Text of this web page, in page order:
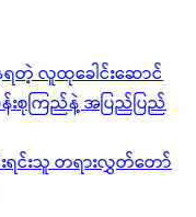
ရတဲ့ လူထုခေါင်းဆောင်
းစုကြည်နဲ့ အပြည်ပြည်
င်းသူ တရားလွှတ်တော်